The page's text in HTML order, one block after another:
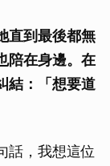
直到最後都無
陪在身邊。在
結：「想要道
話，我想這位